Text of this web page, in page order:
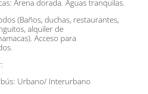
Arena dorada. Aguas tranquilas.
(Baños, duchas, restaurantes,
alquiler de
Acceso para
Urbano/ Interurbano